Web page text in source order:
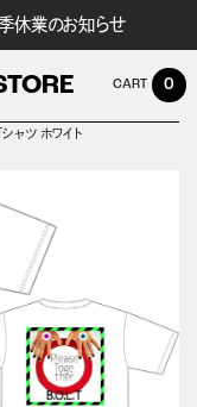
休業のお知らせ
0
ャツ ホワイト